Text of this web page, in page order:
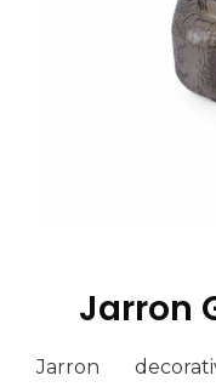
Jarron
Jarron